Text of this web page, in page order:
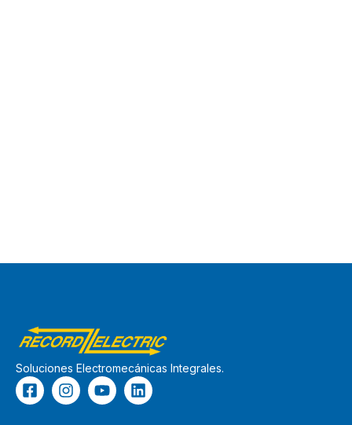
Soluciones Electromecánicas Integrales.